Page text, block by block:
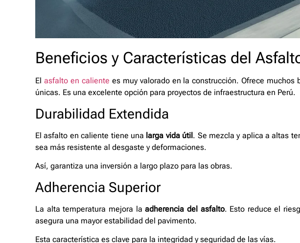
Beneficios y Características del
El asfalto en caliente es muy valorado en la construcción. Ofrece muchos
únicas. Es una excelente opción para proyectos de infraestructura en Perú.
Durabilidad Extendida
El asfalto en caliente tiene una larga vida útil. Se mezcla y aplica a altas
sea más resistente al desgaste y deformaciones.
Así, garantiza una inversión a largo plazo para las obras.
Adherencia Superior
La alta temperatura mejora laadherencia del asfalto. Esto reduce el
asegura una mayor estabilidad del pavimento.
Esta característica es clave para la integridad y seguridad de las vías.